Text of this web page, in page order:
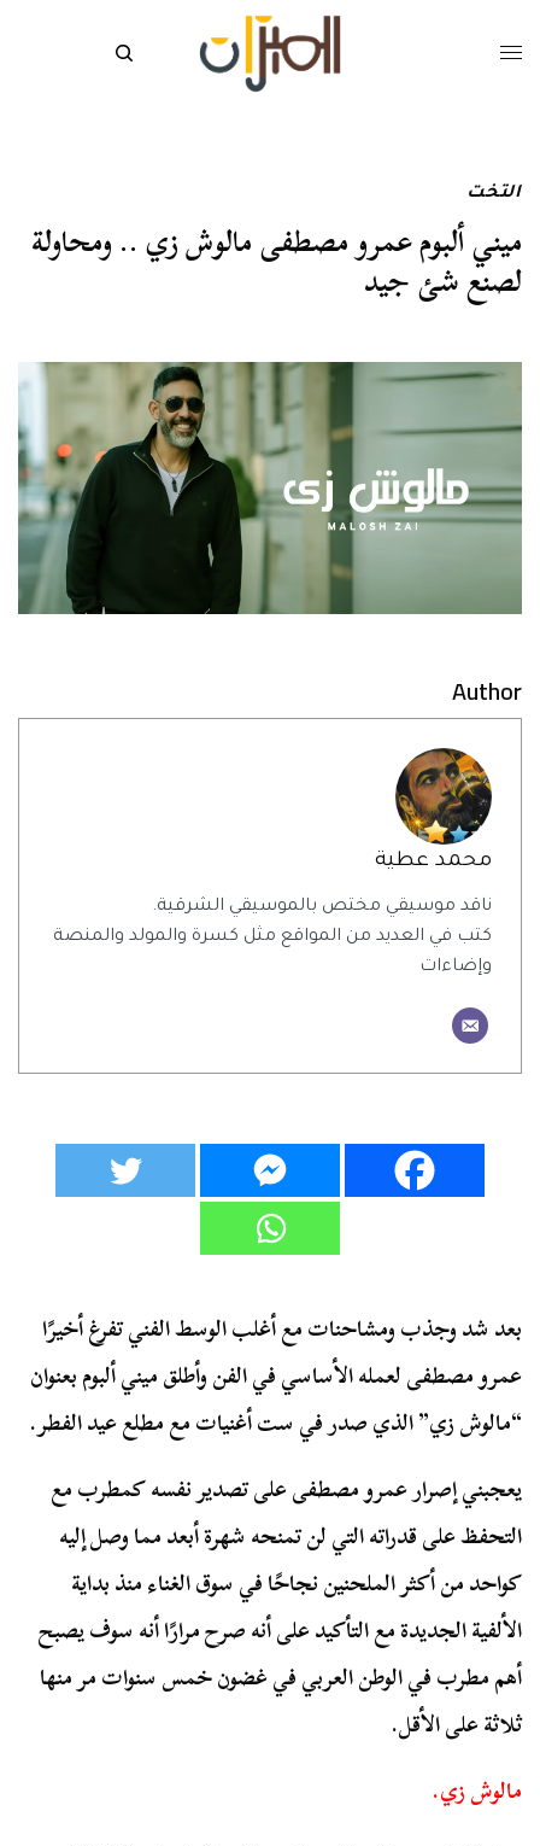
التخت
ميني ألبوم عمرو مصطفى مالوش زي .. ومحاولة
لصنع شئ جيد
Author
محمد عطية
ناقد موسيقي مختص بالموسيقي الشرقية.
كتب في العديد من المواقع مثل كسرة والمولد والمنصة
وإضاءات
بعد شد وجذب ومشاحنات مع أغلب الوسط الفني تفرغ أخيرًا
عمرو مصطفى لعمله الأساسي في الفن وأطلق ميني ألبوم بعنوان
“مالوش زي” الذي صدر في ست أغنيات مع مطلع عيد الفطر.
يعجبني إصرار عمرو مصطفى على تصدير نفسه كمطرب مع
التحفظ على قدراته التي لن تمنحه شهرة أبعد مما وصل إليه
كواحد من أكثر الملحنين نجاحًا في سوق الغناء منذ بداية
الألفية الجديدة مع التأكيد على أنه صرح مرارًا أنه سوف يصبح
أهم مطرب في الوطن العربي في غضون خمس سنوات مر منها
ثلاثة على الأقل.
مالوش زي.